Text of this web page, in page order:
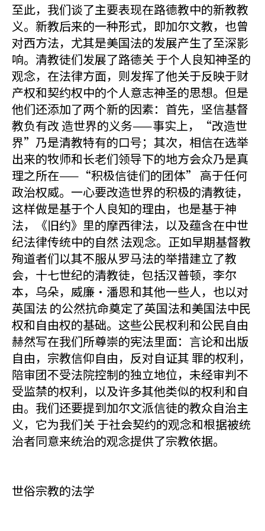
至此，我们谈了主要表现在路德教中的新教教
义。新教后来的一种形式，即加尔文教，也曾
对西方法，尤其是美国法的发展产生了至深影
响。清教徒们发展了路德关 于个人良知神圣的
观念，在法律方面，则发挥了他关于反映于财
产权和契约权中的个人意志神圣的思想。但是
他们还添加了两个新的因素：首先，坚信基督
教负有改 造世界的义务——事实上，“改造世
界”乃是清教特有的口号；其次，相信在选举
出来的牧师和长老们领导下的地方会众乃是真
理之所在——“积极信徒们的团体” 高于任何
政治权威。一心要改造世界的积极的清教徒，
这样做是基于个人良知的理由，也是基于神
法，《旧约》里的摩西律法，以及蕴含在中世
纪法律传统中的自然 法观念。正如早期基督教
殉道者们以其不服从罗马法的举措建立了教
会，十七世纪的清教徒，包括汉普顿，李尔
本，乌朵，威廉·潘恩和其他一些人，也以对
英国法 的公然抗命奠定了英国法和美国法中民
权和自由权的基础。这些公民权利和公民自由
赫然写在我们所尊崇的宪法里面：言论和出版
自由，宗教信仰自由，反对自证其 罪的权利，
陪审团不受法院控制的独立地位，未经审判不
受监禁的权利，以及许多其他类似的权利和自
由。我们还要提到加尔文派信徒的教众自治主
义，它为我们关 于社会契约的观念和根据被统
治者同意来统治的观念提供了宗教依据。
世俗宗教的法学